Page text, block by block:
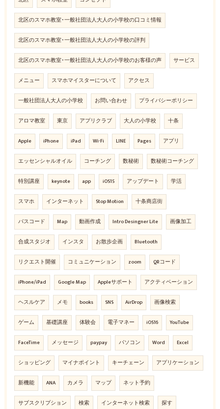
北区のスマホ教室･一般社団法人大人の小学校の口コミ情報
北区のスマホ教室･一般社団法人大人の小学校の評判
北区のスマホ教室･一般社団法人大人の小学校のお客様の声 サービス
メニュー スマホマイスターについて アクセス
一般社団法人大人の小学校 お問い合わせ プライバシーポリシー
アロマ教室 東京 アプリクラブ 大人の小学校 十条
Apple iPhone iPad Wi-Fi LINE Pages アプリ
エッセンシャルオイル コーチング 数秘術 数秘術コーチング
特別講座 keynote app iOS15 アップデート 学活
スマホ インターネット Stop Motion 十条商店街
パスコード Map 動画作成 Intro Desingner Lite 画像加工
合成スタジオ インスタ お散歩企画 Bluetooth
リクエスト開催 コミュニケーション zoom QRコード
iPhone/iPad Google Map Appleサポート アクティベーション
ヘスルケア メモ books SNS AirDrop 画像検索
ゲーム 基礎講座 体験会 電子マネー iOS16 YouTube
FaceTime メッセージ paypay パソコン Word Excel
ショッピング マイナポイント キーチェーン アプリケーション
新機能 ANA カメラ マップ ネット予約
サブスクリプション 検索 インターネット検索 探す